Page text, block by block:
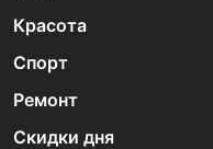
Красота
Спорт
Ремонт
Скидки дня